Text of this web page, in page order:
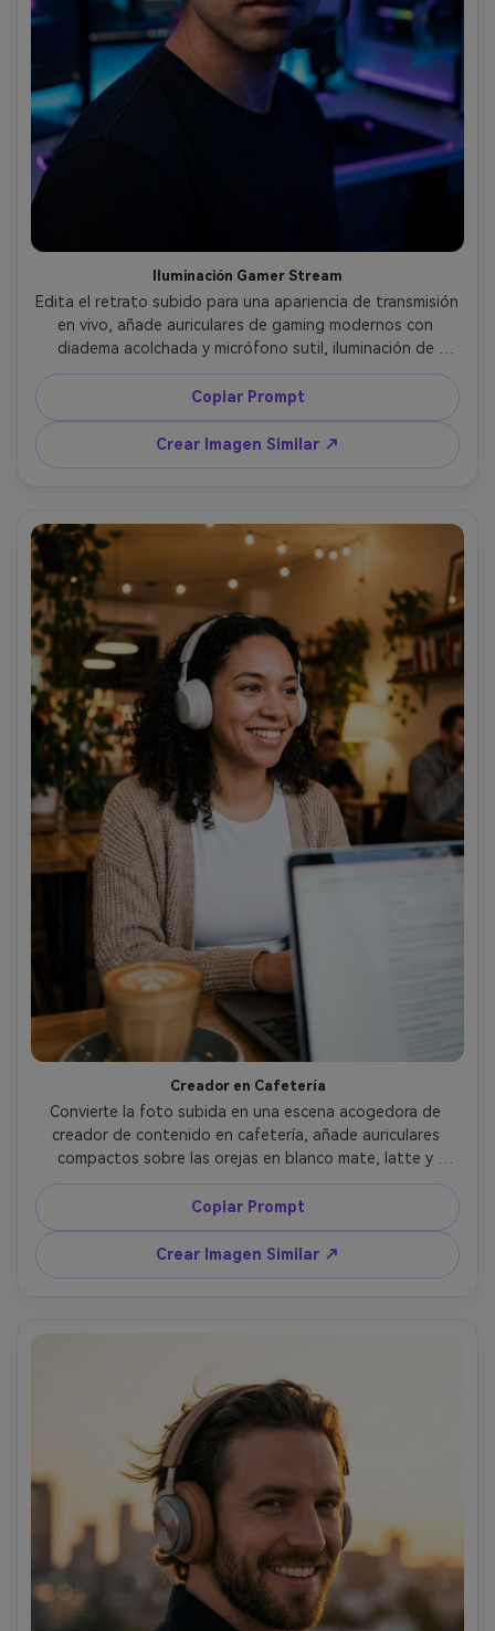
Iluminación Gamer Stream
Edita el retrato subido para una apariencia de transmisión
en vivo, añade auriculares de gaming modernos con
diadema acolchada y micrófono sutil, iluminación de
habitación RGB de neón, setup de PC borrosa y paneles
LED detrás, alto contraste, ojos nítidos, tomada con
Sony A7S III 35mm f/1.4, encuadre de medio cuerpo,
fotorrealista, estética de streamer --ar 4:5
Copiar Prompt
Crear Imagen Similar ↗
Creador en Cafetería
Convierte la foto subida en una escena acogedora de
creador de contenido en cafetería, añade auriculares
compactos sobre las orejas en blanco mate, latte y
laptop en la mesa desenfocados en primer plano, luz
ambiental cálida, sonrisa natural, tomada con Fujifilm
X100V 23mm f/2, composición regla de tercios, detalle
realista de piel, fondo suave desenfocado --ar 4:5
Copiar Prompt
Crear Imagen Similar ↗